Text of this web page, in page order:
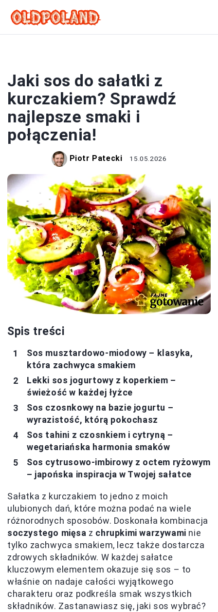
Jaki sos do sałatki z
kurczakiem? Sprawdź
najlepsze smaki i
połączenia!
Piotr Patecki 15.05.2026
Spis treści
Sos musztardowo-miodowy – klasyka,
która zachwyca smakiem
Lekki sos jogurtowy z koperkiem –
świeżość w każdej łyżce
Sos czosnkowy na bazie jogurtu –
wyrazistość, którą pokochasz
Sos tahini z czosnkiem i cytryną –
wegetariańska harmonia smaków
Sos cytrusowo-imbirowy z octem ryżowym
– japońska inspiracja w Twojej sałatce
Sałatka z kurczakiem to jedno z moich
ulubionych dań, które można podać na wiele
różnorodnych sposobów. Doskonała kombinacja
soczystego mięsa z chrupkimi warzywami nie
tylko zachwyca smakiem, lecz także dostarcza
zdrowych składników. W każdej sałatce
kluczowym elementem okazuje się sos – to
właśnie on nadaje całości wyjątkowego
charakteru oraz podkreśla smak wszystkich
składników. Zastanawiasz się, jaki sos wybrać?